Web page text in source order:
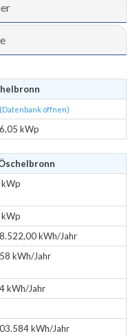
(Datenbank öffnen)
kWp
kWh/Jahr
kWh/Jahr
kWh/Jahr
kWh/Jahr